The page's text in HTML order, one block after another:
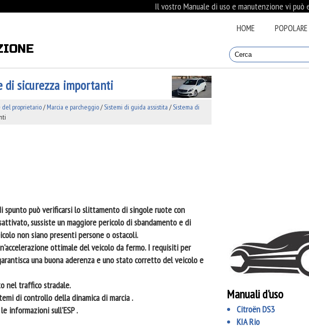
Il vostro Manuale di uso e manutenzione vi può
HOME POPOLARE
di sicurezza importanti
del proprietario/Marcia e parcheggio/Sistemi di guida assistita /Sistema di
spunto può verificarsi lo slittamento di singole ruote con
sussiste un maggiore pericolo di sbandamento e di
non siano presenti persone o ostacoli.
ottimale del veicolo da fermo. I requisiti per
una buona aderenza e uno stato corretto del veicolo e
nel traffico stradale.
di controllo della dinamica di marcia .
informazioni sull'ESP .
Manuali d'uso
Citroën DS3
KIA Rio